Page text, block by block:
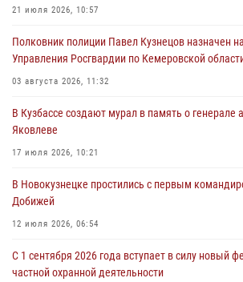
06 августа 2026, 09:18
Росгвардейцы задержали мужчину,
горожанки
06 августа 2026, 08:17
Росгвардейцы пресекли противоправные
новокузнечанку от агрессивного знакомого
06 августа 2026, 07:16
21 июля 2026, 10:57
Полковник полиции Павел Кузнецов назначен
Управления Росгвардии по Кемеровской
03 августа 2026, 11:32
В Кузбассе создают мурал в память о генерале
Яковлеве
17 июля 2026, 10:21
В Новокузнецке простились с первым
Добижей
12 июля 2026, 06:54
С 1 сентября 2026 года вступает в силу новый
частной охранной деятельности